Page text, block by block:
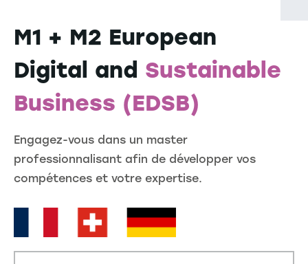
M1 + M2 European
Digital and Sustainable
Business (EDSB)
Engagez-vous dans un master
professionnalisant afin de développer vos
compétences et votre expertise.